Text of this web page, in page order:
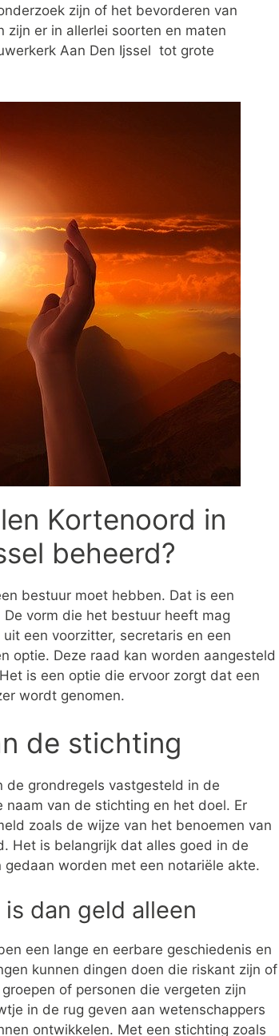
zijn of het bevorderen van
zijn er in allerlei soorten en maten
Aan Den Ijssel tot grote
Kortenoord in
beheerd?
bestuur moet hebben. Dat is een
vorm die het bestuur heeft mag
een voorzitter, secretaris en een
optie. Deze raad kan worden aangesteld
is een optie die ervoor zorgt dat een
wordt genomen.
de stichting
grondregels vastgesteld in de
van de stichting en het doel. Er
zoals de wijze van het benoemen van
Het is belangrijk dat alles goed in de
worden met een notariële akte.
dan geld alleen
een lange en eerbare geschiedenis en
kunnen dingen doen die riskant zijn of
of personen die vergeten zijn
in de rug geven aan wetenschappers
ontwikkelen. Met een stichting zoals